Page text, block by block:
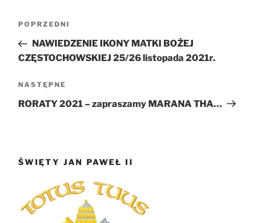
Nawigacja
Poprzedni
wpis
POPRZEDNI
NAWIEDZENIE IKONY MATKI BOŻEJ
CZĘSTOCHOWSKIEJ 25/26 listopada 2021r.
Następny
wpis
NASTĘPNE
RORATY 2021 – zapraszamy MARANA THA…
ŚWIĘTY JAN PAWEŁ II